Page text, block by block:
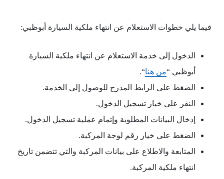
فيما يلي خطوات الاستعلام عن انتهاء ملكية السيارة أبوظبي:
الدخول إلى خدمة الاستعلام عن انتهاء ملكية السيارة
أبوظبي “من هنا“.
الضغط على الرابط المدرج للوصول إلى الخدمة.
النقر على خيار تسجيل الدخول.
إدخال البيانات المطلوبة وإتمام عملية تسجيل الدخول.
الضغط على خيار رقم لوحة المركبة.
المتابعة والاطلاع على بيانات المركبة والتي تتضمن تاريخ
انتهاء ملكية المركبة.